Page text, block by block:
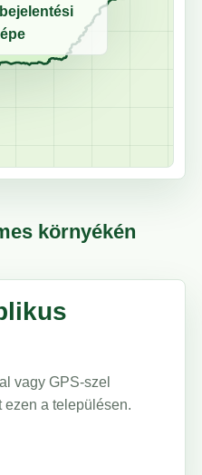
környékén
vagy GPS-szel
ezen a településen.